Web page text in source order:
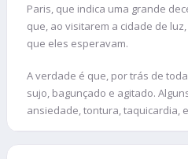
Paris, que indica uma grande
que, ao visitarem a cidade de
que eles esperavam.
A verdade é que, por trás de
sujo, bagunçado e agitado.
ansiedade, tontura, taquicardia,